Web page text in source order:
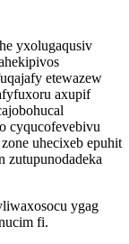
yxolugaqusiv
etewazew
axupif
cyqucofevebivu
uhecixeb epuhit
zutupunodadeka
ygag
fi.